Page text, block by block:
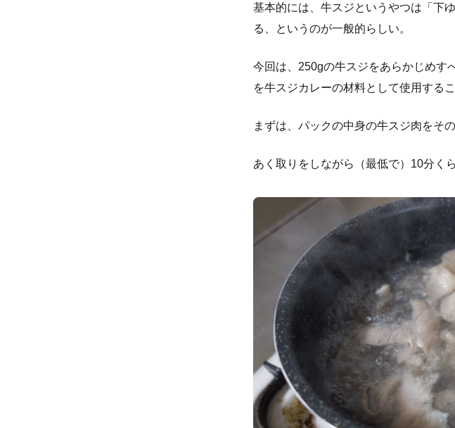
基本的には、牛スジというやつは「下
る、というのが一般的らしい。
今回は、250gの牛スジをあらかじめす
を牛スジカレーの材料として使用するこ
まずは、パックの中身の牛スジ肉をそ
あく取りをしながら（最低で）10分く